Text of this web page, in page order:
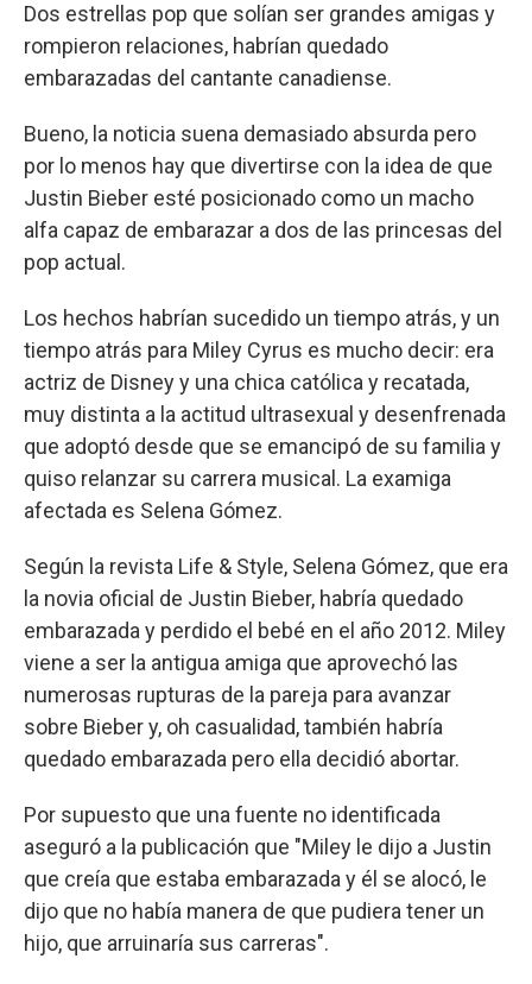
Dos estrellas pop que solían ser grandes amigas y
rompieron relaciones, habrían quedado
embarazadas del cantante canadiense.
Bueno, la noticia suena demasiado absurda pero
por lo menos hay que divertirse con la idea de que
Justin Bieber esté posicionado como un macho
alfa capaz de embarazar a dos de las princesas del
pop actual.
Los hechos habrían sucedido un tiempo atrás, y un
tiempo atrás para Miley Cyrus es mucho decir: era
actriz de Disney y una chica católica y recatada,
muy distinta a la actitud ultrasexual y desenfrenada
que adoptó desde que se emancipó de su familia y
quiso relanzar su carrera musical. La examiga
afectada es Selena Gómez.
Según la revista Life & Style, Selena Gómez, que era
la novia oficial de Justin Bieber, habría quedado
embarazada y perdido el bebé en el año 2012. Miley
viene a ser la antigua amiga que aprovechó las
numerosas rupturas de la pareja para avanzar
sobre Bieber y, oh casualidad, también habría
quedado embarazada pero ella decidió abortar.
Por supuesto que una fuente no identificada
aseguró a la publicación que "Miley le dijo a Justin
que creía que estaba embarazada y él se alocó, le
dijo que no había manera de que pudiera tener un
hijo, que arruinaría sus carreras".